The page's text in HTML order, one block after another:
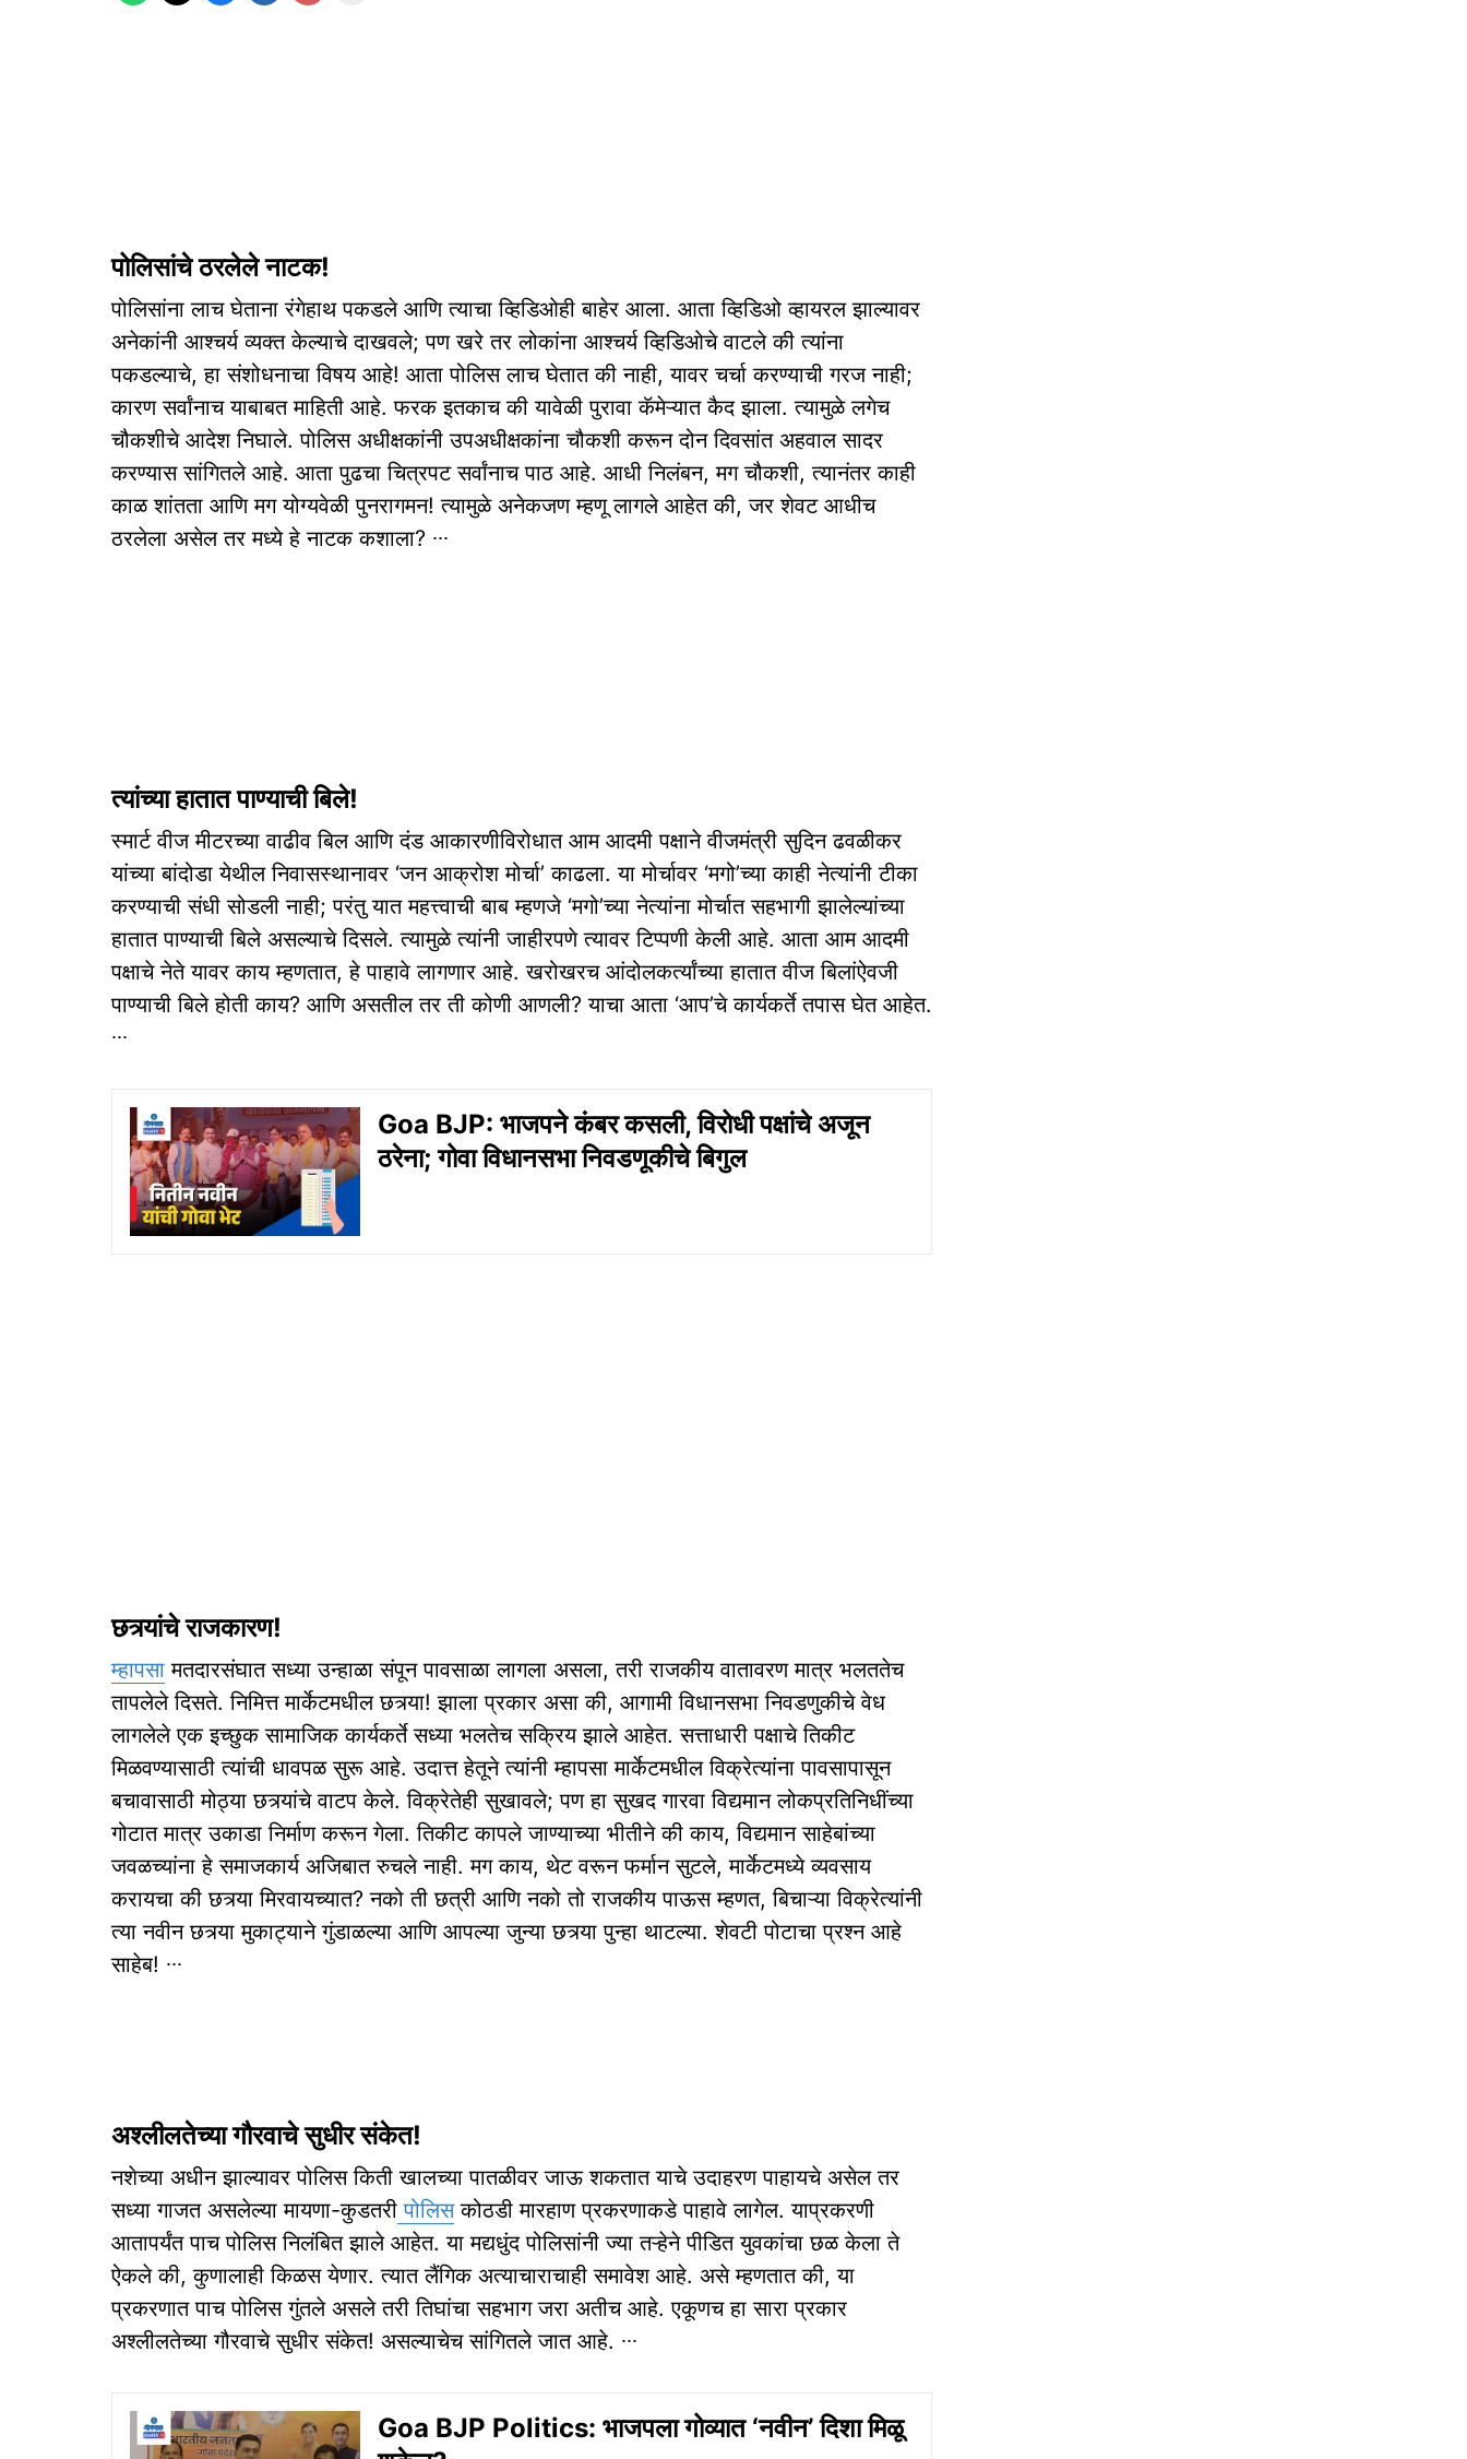
पोलिसांचे ठरलेले नाटक!
पोलिसांना लाच घेताना रंगेहाथ पकडले आणि त्याचा व्हिडिओही बाहेर आला. आता व्हिडिओ व्हायरल झाल्यावर
अनेकांनी आश्चर्य व्यक्त केल्याचे दाखवले; पण खरे तर लोकांना आश्चर्य व्हिडिओचे वाटले की त्यांना
पकडल्याचे, हा संशोधनाचा विषय आहे! आता पोलिस लाच घेतात की नाही, यावर चर्चा करण्याची गरज नाही;
कारण सर्वांनाच याबाबत माहिती आहे. फरक इतकाच की यावेळी पुरावा कॅमेऱ्यात कैद झाला. त्यामुळे लगेच
चौकशीचे आदेश निघाले. पोलिस अधीक्षकांनी उपअधीक्षकांना चौकशी करून दोन दिवसांत अहवाल सादर
करण्यास सांगितले आहे. आता पुढचा चित्रपट सर्वांनाच पाठ आहे. आधी निलंबन, मग चौकशी, त्यानंतर काही
काळ शांतता आणि मग योग्यवेळी पुनरागमन! त्यामुळे अनेकजण म्हणू लागले आहेत की, जर शेवट आधीच
ठरलेला असेल तर मध्ये हे नाटक कशाला? ∙∙∙
त्यांच्या हातात पाण्याची बिले!
स्मार्ट वीज मीटरच्या वाढीव बिल आणि दंड आकारणीविरोधात आम आदमी पक्षाने वीजमंत्री सुदिन ढवळीकर
यांच्या बांदोडा येथील निवासस्थानावर ‘जन आक्रोश मोर्चा’ काढला. या मोर्चावर ‘मगो’च्या काही नेत्यांनी टीका
करण्याची संधी सोडली नाही; परंतु यात महत्त्वाची बाब म्हणजे ‘मगो’च्या नेत्यांना मोर्चात सहभागी झालेल्यांच्या
हातात पाण्याची बिले असल्याचे दिसले. त्यामुळे त्यांनी जाहीरपणे त्यावर टिप्पणी केली आहे. आता आम आदमी
पक्षाचे नेते यावर काय म्हणतात, हे पाहावे लागणार आहे. खरोखरच आंदोलकर्त्यांच्या हातात वीज बिलांऐवजी
पाण्याची बिले होती काय? आणि असतील तर ती कोणी आणली? याचा आता ‘आप’चे कार्यकर्ते तपास घेत आहेत.
∙∙∙
Goa BJP: भाजपने कंबर कसली, विरोधी पक्षांचे अजून
ठरेना; गोवा विधानसभा निवडणूकीचे बिगुल
छत्र्यांचे राजकारण!
म्हापसा मतदारसंघात सध्या उन्हाळा संपून पावसाळा लागला असला, तरी राजकीय वातावरण मात्र भलततेच
तापलेले दिसते. निमित्त मार्केटमधील छत्र्या! झाला प्रकार असा की, आगामी विधानसभा निवडणुकीचे वेध
लागलेले एक इच्छुक सामाजिक कार्यकर्ते सध्या भलतेच सक्रिय झाले आहेत. सत्ताधारी पक्षाचे तिकीट
मिळवण्यासाठी त्यांची धावपळ सुरू आहे. उदात्त हेतूने त्यांनी म्हापसा मार्केटमधील विक्रेत्यांना पावसापासून
बचावासाठी मोठ्या छत्र्यांचे वाटप केले. विक्रेतेही सुखावले; पण हा सुखद गारवा विद्यमान लोकप्रतिनिधींच्या
गोटात मात्र उकाडा निर्माण करून गेला. तिकीट कापले जाण्याच्या भीतीने की काय, विद्यमान साहेबांच्या
जवळच्यांना हे समाजकार्य अजिबात रुचले नाही. मग काय, थेट वरून फर्मान सुटले, मार्केटमध्ये व्यवसाय
करायचा की छत्र्या मिरवायच्यात? नको ती छत्री आणि नको तो राजकीय पाऊस म्हणत, बिचाऱ्या विक्रेत्यांनी
त्या नवीन छत्र्या मुकाट्याने गुंडाळल्या आणि आपल्या जुन्या छत्र्या पुन्हा थाटल्या. शेवटी पोटाचा प्रश्न आहे
साहेब! ∙∙∙
अश्‍लीलतेच्या गौरवाचे सुधीर संकेत!
नशेच्या अधीन झाल्यावर पोलिस किती खालच्या पातळीवर जाऊ शकतात याचे उदाहरण पाहायचे असेल तर
सध्या गाजत असलेल्या मायणा-कुडतरी पोलिसकोठडी मारहाण प्रकरणाकडे पाहावे लागेल. याप्रकरणी
आतापर्यंत पाच पोलिस निलंबित झाले आहेत. या मद्यधुंद पोलिसांनी ज्या तऱ्हेने पीडित युवकांचा छळ केला ते
ऐकले की, कुणालाही किळस येणार. त्यात लैंगिक अत्याचाराचाही समावेश आहे. असे म्हणतात की, या
प्रकरणात पाच पोलिस गुंतले असले तरी तिघांचा सहभाग जरा अतीच आहे. एकूणच हा सारा प्रकार
अश्‍लीलतेच्या गौरवाचे सुधीर संकेत! असल्याचेच सांगितले जात आहे. ∙∙∙
Goa BJP Politics: भाजपला गोव्यात ‘नवीन’ दिशा मिळू